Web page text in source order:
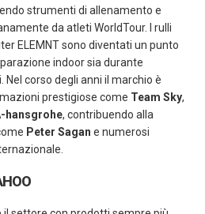
strumenti di allenamento e
da atleti WorldTour. I rulli
ELEMNT sono diventati un punto
indoor sia durante
corso degli anni il marchio è
prestigiose come Team Sky,
hansgrohe, contribuendo alla
Peter Sagan e numerosi